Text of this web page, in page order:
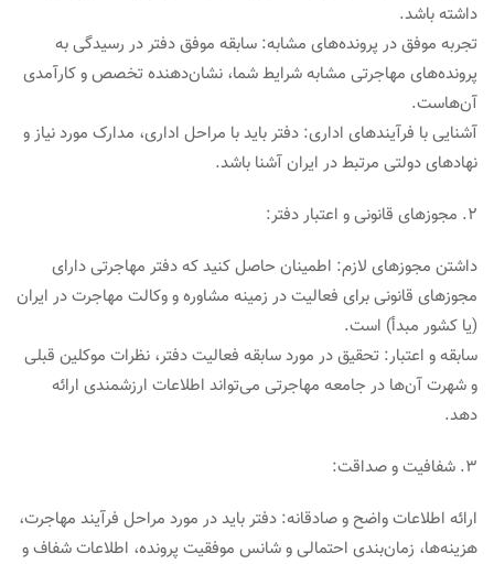
داشته باشد.
تجربه موفق در پرونده‌های مشابه: سابقه موفق دفتر در رسیدگی به
پرونده‌های مهاجرتی مشابه شرایط شما، نشان‌دهنده تخصص و کارآمدی
آن‌هاست.
آشنایی با فرآیندهای اداری: دفتر باید با مراحل اداری، مدارک مورد نیاز و
نهادهای دولتی مرتبط در ایران آشنا باشد.
2. مجوزهای قانونی و اعتبار دفتر:
داشتن مجوزهای لازم: اطمینان حاصل کنید که دفتر مهاجرتی دارای
مجوزهای قانونی برای فعالیت در زمینه مشاوره و وکالت مهاجرت در ایران
(یا کشور مبدأ) است.
سابقه و اعتبار: تحقیق در مورد سابقه فعالیت دفتر، نظرات موکلین قبلی
و شهرت آن‌ها در جامعه مهاجرتی می‌تواند اطلاعات ارزشمندی ارائه
دهد.
3. شفافیت و صداقت:
ارائه اطلاعات واضح و صادقانه: دفتر باید در مورد مراحل فرآیند مهاجرت،
هزینه‌ها، زمان‌بندی احتمالی و شانس موفقیت پرونده، اطلاعات شفاف و